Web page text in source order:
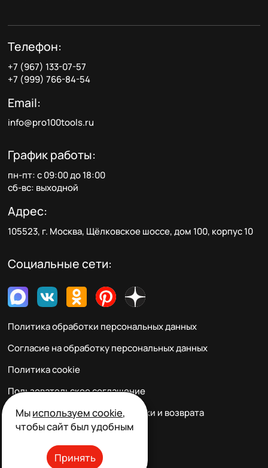
Телефон:
+7 (967) 133-07-57
+7 (999) 766-84-54
Email:
info@pro100tools.ru
График работы:
пн-пт: с 09:00 до 18:00
сб-вс: выходной
Адрес:
105523, г. Москва, Щёлковское шоссе, дом 100, корпус 10
Социальные сети:
Политика обработки персональных данных
Согласие на обработку персональных данных
Политика cookie
Пользовательское соглашение
Правила заказа, оплаты, доставки и возврата
Реквизиты и контакты
Мыиспользуем cookie,
чтобы сайт был удобным
Принять